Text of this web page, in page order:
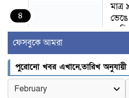
৪
৫
ফেসবুকে আমরা
পুরোনো খবর এখানে,তারিখ অনুযায়ী